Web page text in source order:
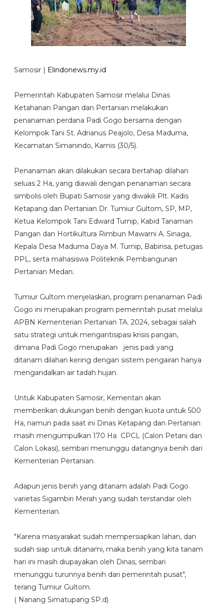
Samosir | Elindonews.my.id
Pemerintah Kabupaten Samosir melalui Dinas
Ketahanan Pangan dan Pertanian melakukan
penanaman perdana Padi Gogo bersama dengan
Kelompok Tani St. Adrianus Peajolo, Desa Maduma,
Kecamatan Simanindo, Kamis (30/5).
Penanaman akan dilakukan secara bertahap dilahan
seluas 2 Ha, yang diawali dengan penanaman secara
simbolis oleh Bupati Samosir yang diwakili Plt. Kadis
Ketapang dan Pertanian Dr. Tumiur Gultom, SP, MP,
Ketua Kelompok Tani Edward Turnip, Kabid Tanaman
Pangan dan Hortikultura Rimbun Mawarni A. Sinaga,
Kepala Desa Maduma Daya M. Turnip, Babinsa, petugas
PPL, serta mahasiswa Politeknik Pembangunan
Pertanian Medan.
Tumiur Gultom menjelaskan, program penanaman Padi
Gogo ini merupakan program pemerintah pusat melalui
APBN Kementerian Pertanian TA. 2024, sebagai salah
satu strategi untuk mengantisipasi krisis pangan,
dimana Padi Gogo merupakan jenis padi yang
ditanam dilahan kering dengan sistem pengairan hanya
mengandalkan air tadah hujan.
Untuk Kabupaten Samosir, Kementan akan
memberikan dukungan benih dengan kuota untuk 500
Ha, namun pada saat ini Dinas Ketapang dan Pertanian
masih mengumpulkan 170 Ha CPCL (Calon Petani dan
Calon Lokasi), sembari menunggu datangnya benih dari
Kementerian Pertanian.
Adapun jenis benih yang ditanam adalah Padi Gogo
varietas Sigambiri Merah yang sudah terstandar oleh
Kementerian.
"Karena masyarakat sudah mempersiapkan lahan, dan
sudah siap untuk ditanami, maka benih yang kita tanam
hari ini masih diupayakan oleh Dinas, sembari
menunggu turunnya benih dari pemerintah pusat",
terang Tumiur Gultom.
( Nanang Simatupang SP.d)